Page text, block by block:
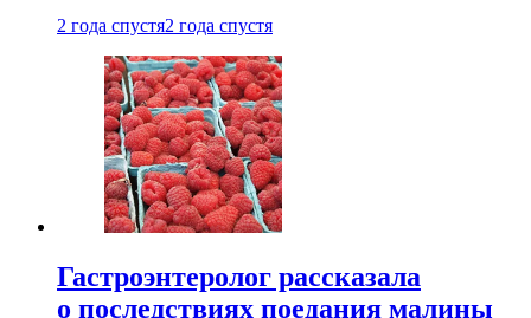
2 года спустя2 года спустя
Гастроэнтеролог рассказала
о последствиях поедания малины